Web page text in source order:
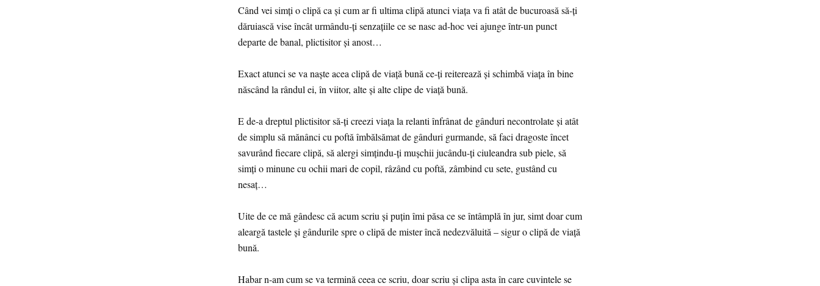
Când vei simți o clipă ca și cum ar fi ultima clipă atunci viața va fi atât de bucuroasă să-ți
dăruiască vise încât urmându-ți senzațiile ce se nasc ad-hoc vei ajunge într-un punct
departe de banal, plictisitor și anost…
Exact atunci se va naște acea clipă de viață bună ce-ți reiterează și schimbă viața în bine
născând la rândul ei, în viitor, alte și alte clipe de viață bună.
E de-a dreptul plictisitor să-ți creezi viața la relanti înfrânat de gânduri necontrolate și atât
de simplu să mănânci cu poftă îmbălsămat de gânduri gurmande, să faci dragoste încet
savurând fiecare clipă, să alergi simțindu-ți mușchii jucându-ți ciuleandra sub piele, să
simți o minune cu ochii mari de copil, râzând cu poftă, zâmbind cu sete, gustând cu
nesaț…
Uite de ce mă gândesc că acum scriu și puțin îmi păsa ce se întâmplă în jur, simt doar cum
aleargă tastele și gândurile spre o clipă de mister încă nedezvăluită – sigur o clipă de viață
bună.
Habar n-am cum se va termină ceea ce scriu, doar scriu și clipa asta în care cuvintele se